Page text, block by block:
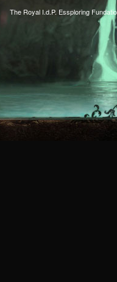
The Royal I.d.P. Essploring